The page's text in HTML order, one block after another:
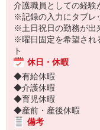
介護職員としての経験
※記録の入力にタブレ
※土日祝日の勤務が出
※曜日固定を希望され
ト
休日・休暇
◆有給休暇
◆介護休暇
◆育児休暇
◆産前・産後休暇
備考